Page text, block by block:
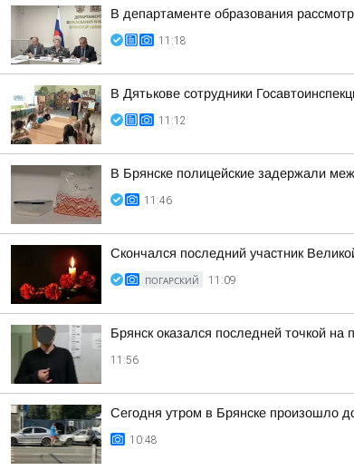
В департаменте образования
11:18
В Дятькове сотрудники
11:12
В Брянске полицейские задержали
11:46
Скончался последний участник
ПОГАРСКИЙ 11:09
Брянск оказался последней точкой на
11:56
Сегодня утром в Брянске произошло
10:48